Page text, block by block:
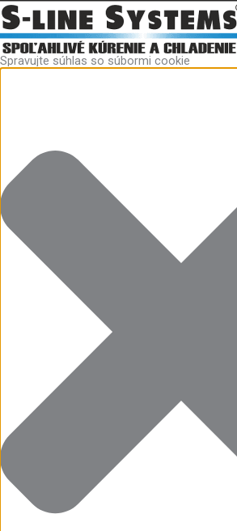
Spravujte súhlas so súbormi cookie
Funkčné
Predvoľby
Štatistiky
Marketing
Preskočiť
na
obsah